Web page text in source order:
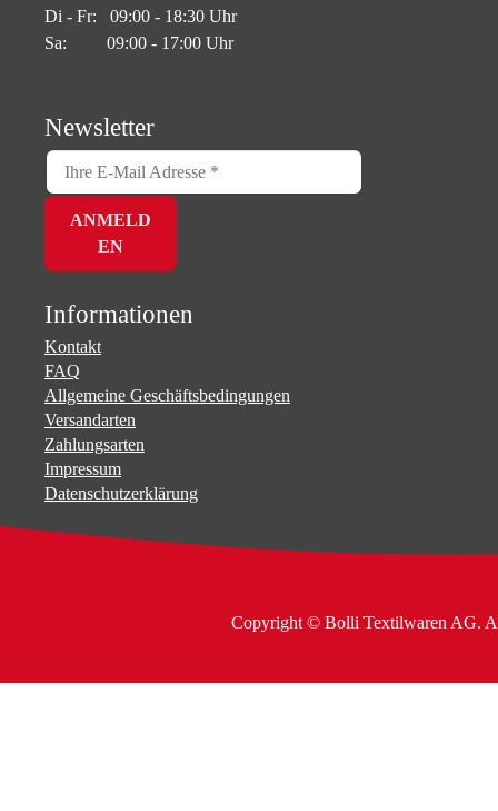
Di - Fr: 09:00 - 18:30 Uhr
Sa: 09:00 - 17:00 Uhr
Newsletter
Informationen
Kontakt
FAQ
Allgemeine Geschäftsbedingungen
Versandarten
Zahlungsarten
Impressum
Datenschutzerklärung
Copyright © Bolli Textilwaren AG.